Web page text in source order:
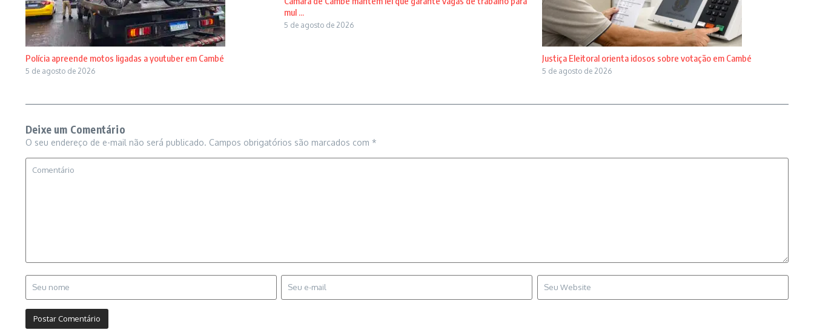
Polícia apreende motos ligadas a youtuber em Cambé
5 de agosto de 2026
mul ...
5 de agosto de 2026
Justiça Eleitoral orienta idosos sobre votação em Cambé
5 de agosto de 2026
Deixe um Comentário
O seu endereço de e-mail não será publicado. Campos obrigatórios são marcados com *